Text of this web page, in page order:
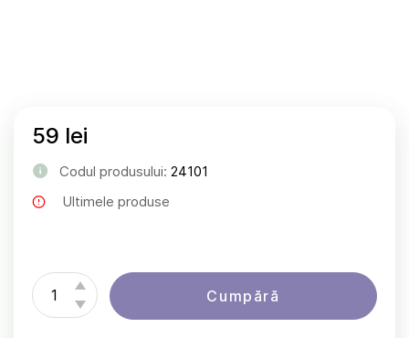
59 lei
Codul produsului: 24101
Ultimele produse
Cumpără